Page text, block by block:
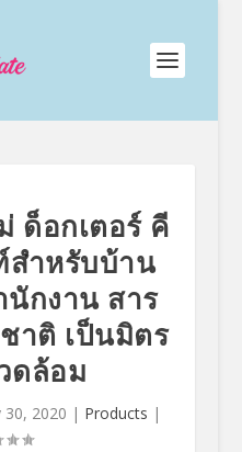
ด็อกเตอร์ คี
ำหรับบ้าน
นักงาน สาร
าติ เป็นมิตร
ดล้อม
30, 2020 | Products |